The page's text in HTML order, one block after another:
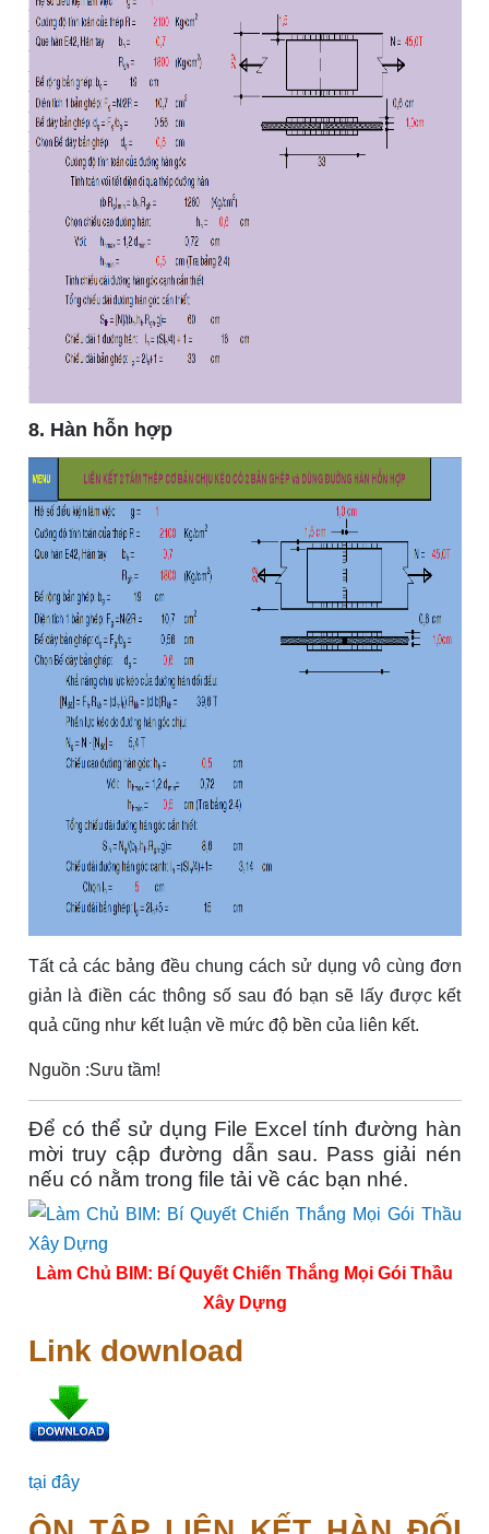
8. Hàn hỗn hợp
Tất cả các bảng đều chung cách sử dụng vô cùng đơn
giản là điền các thông số sau đó bạn sẽ lấy được kết
quả cũng như kết luận về mức độ bền của liên kết.
Nguồn :Sưu tầm!
Để có thể sử dụng File Excel tính đường hàn
mời truy cập đường dẫn sau. Pass giải nén
nếu có nằm trong file tải về các bạn nhé.
Làm Chủ BIM: Bí Quyết Chiến Thắng Mọi Gói Thầu
Xây Dựng
Link download
tại đây